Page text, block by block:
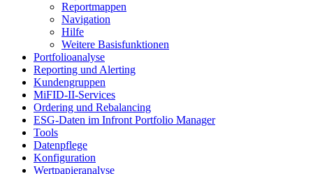
Reportmappen
Navigation
Hilfe
Weitere Basisfunktionen
Portfolioanalyse
Reporting und Alerting
Kundengruppen
MiFID-II-Services
Ordering und Rebalancing
ESG-Daten im Infront Portfolio Manager
Tools
Datenpflege
Konfiguration
Wertpapieranalyse